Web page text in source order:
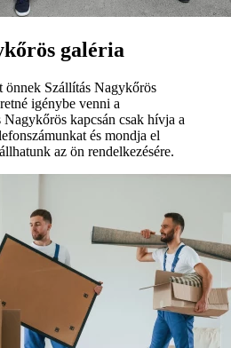
galéria
önnek Szállítás Nagykőrös
igénybe venni a
Nagykőrös kapcsán csak hívja a
és mondja el
az ön rendelkezésére.